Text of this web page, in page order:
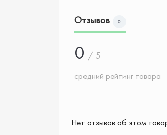
Отзывов 0
0 / 5
средний рейтинг товара
Нет отзывов об этом